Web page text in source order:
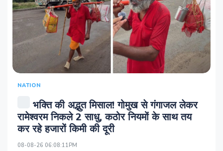
NATION
भक्ति की अद्भुत मिसाल! गोमुख से गंगाजल लेकर
रामेश्वरम निकले 2 साधु, कठोर नियमों के साथ तय
कर रहे हजारों किमी की दूरी
08-08-26 06:08:11PM